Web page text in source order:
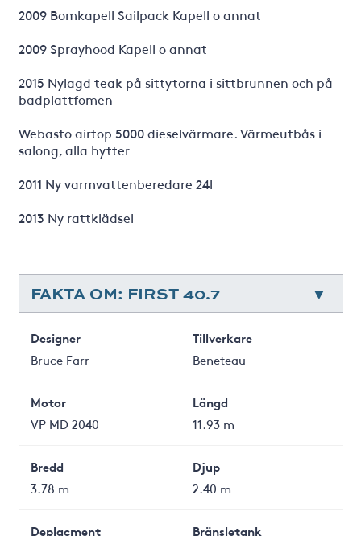
2009 Bomkapell Sailpack Kapell o annat
2009 Sprayhood Kapell o annat
2015 Nylagd teak på sittytorna i sittbrunnen och på
badplattfomen
Webasto airtop 5000 dieselvärmare. Värmeutbås i
salong, alla hytter
2011 Ny varmvattenberedare 24l
2013 Ny rattklädsel
FAKTA OM: FIRST 40.7
Designer
Bruce Farr
Tillverkare
Beneteau
Motor
VP MD 2040
Längd
11.93 m
Bredd
3.78 m
Djup
2.40 m
Deplacment Bränsletank